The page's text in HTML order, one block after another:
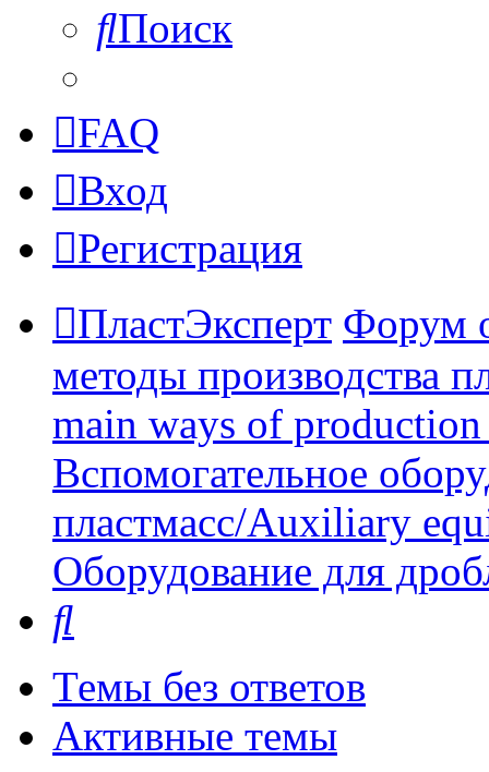
Поиск
FAQ
Вход
Регистрация
ПластЭксперт Форум
методы производства
main ways of
Вспомогательное
пластмасс/Auxiliary
Оборудование для
Темы без ответов
Активные темы